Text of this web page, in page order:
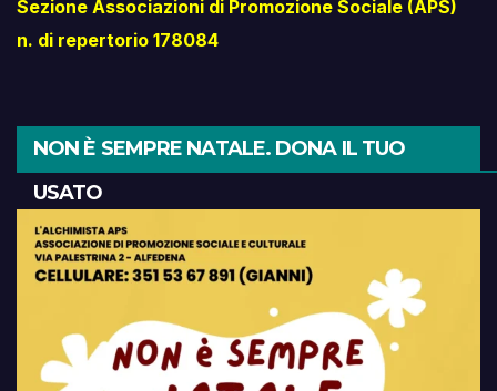
Sezione Associazioni di Promozione Sociale (APS)
n. di repertorio 178084
NON È SEMPRE NATALE. DONA IL TUO
USATO